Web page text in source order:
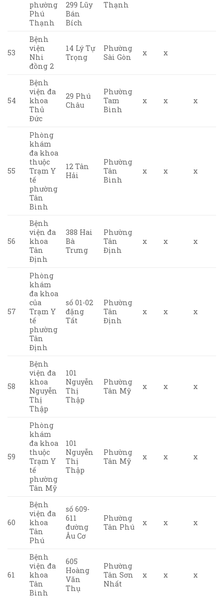
phường
Phú
Thạnh
299 Lũy
Bán
Bích
Thạnh
53
Bệnh
viện
Nhi
đồng 2
14 Lý Tự
Trọng
Phường
Sài Gòn
x x
54
Bệnh
viện đa
khoa
Thủ
Đức
29 Phú
Châu
Phường
Tam
Bình
x x x
55
Phòng
khám
đa khoa
thuộc
Trạm Y
tế
phường
Tân
Bình
12 Tân
Hải
Phường
Tân
Bình
x x x
56
Bệnh
viện đa
khoa
Tân
Định
388 Hai
Bà
Trưng
Phường
Tân
Định
x x x
57
Phòng
khám
đa khoa
của
Trạm Y
tế
phường
Tân
Định
số 01-02
đặng
Tất
Phường
Tân
Định
x x x
58
Bệnh
viện đa
khoa
Nguyễn
Thị
Thập
101
Nguyễn
Thị
Thập
Phường
Tân Mỹ
x x x
59
Phòng
khám
đa khoa
thuộc
Trạm Y
tế
phường
Tân Mỹ
101
Nguyễn
Thị
Thập
Phường
Tân Mỹ
x x x
60
Bệnh
viện đa
khoa
Tân
Phú
số 609-
611
đường
Âu Cơ
Phường
Tân Phú
x x x
61
Bệnh
viện đa
khoa
Tân
Bình
605
Hoàng
Văn
Thụ
Phường
Tân Sơn
Nhất
x x x